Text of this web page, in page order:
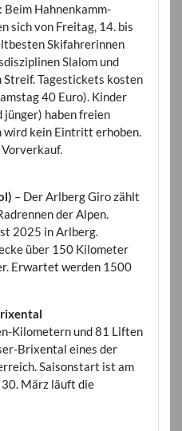
Hahnenkamm-
sich von Freitag, 14. bis
Skifahrerinnen
Slalom und
Tagestickets kosten
40 Euro). Kinder
jünger) haben freien
kein Eintritt erhoben.
– Der Arlberg Giro zählt
der Alpen.
2025 in Arlberg.
über 150 Kilometer
Erwartet werden 1500
Kilometern und 81 Liften
Brixental eines der
Saisonstart ist am
30. März läuft die